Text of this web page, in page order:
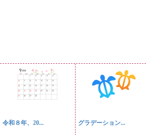
令和８年、20... グラデーション...